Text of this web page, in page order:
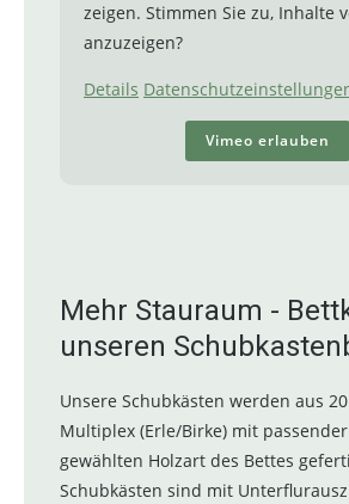
zeigen. Stimmen Sie zu, Inhalte
anzuzeigen?
Details
Vimeo erlauben
Mehr Stauraum -
unseren
Unsere Schubkästen werden aus
Multiplex (Erle/Birke) mit
gewählten Holzart des Bettes
Schubkästen sind mit